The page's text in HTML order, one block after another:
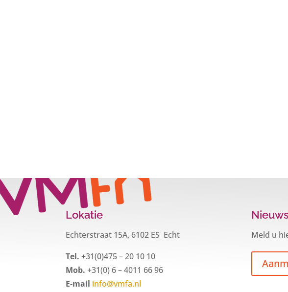
Lokatie
Echterstraat 15A, 6102 ES Echt
Tel. +31(0)475 – 20 10 10
Mob. +31(0) 6 – 4011 66 96
E-mail info@vmfa.nl
Meld u